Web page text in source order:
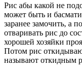
Рис абы какой не
может быть и
заранее замочить, а
отваривать рис до
хорошей хозяйки
Потом рис
называют откидным